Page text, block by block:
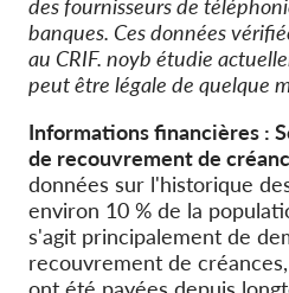
des fournisseurs de
banques. Ces données
au CRIF. noyb étudie
peut être légale de quelque
Informations financières :
de recouvrement de
données sur l'historique
environ 10 % de la
s'agit principalement de
recouvrement de